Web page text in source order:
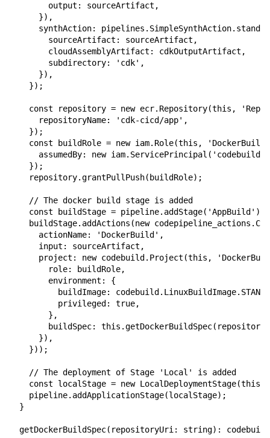
        output: sourceArtifact,
      }),
synthAction:
        sourceArtifact: sourceArtifact,
        cloudAssemblyArtifact: cdkOutputArtifact,
        subdirectory: 'cdk',
      }),
    });
const repository = new ecr.Repository(this,
      repositoryName: 'cdk-cicd/app',
    });
const buildRole = new iam.Role(this,
assumedBy: new
    });
    repository.grantPullPush(buildRole);
    // The docker build stage is added
    const buildStage = pipeline.addStage('AppBuild')
buildStage.addActions(new
      actionName: 'DockerBuild',
      input: sourceArtifact,
project: new codebuild.Project(this,
        role: buildRole,
        environment: {
buildImage:
          privileged: true,
        },
buildSpec:
      }),
    }));
    // The deployment of Stage 'Local' is added
const localStage = new LocalDeploymentStage(this,
    pipeline.addApplicationStage(localStage);
  }
getDockerBuildSpec(repositoryUri: string):